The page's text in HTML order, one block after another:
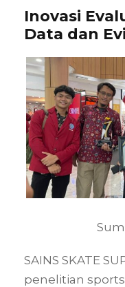
Inovasi
Data dan
SAINS SKATE
penelitian